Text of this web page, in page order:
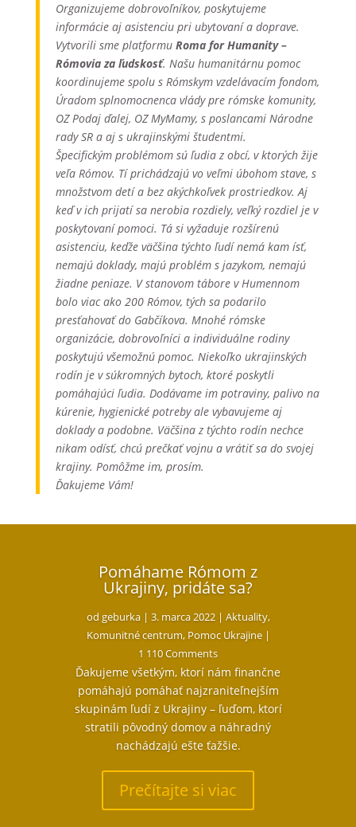
Organizujeme dobrovoľníkov, poskytujeme
informácie aj asistenciu pri ubytovaní a doprave.
Vytvorili sme platformu Roma for Humanity –
Rómovia za ľudskosť. Našu humanitárnu pomoc
koordinujeme spolu s Rómskym vzdelávacím fondom,
Úradom splnomocnenca vlády pre rómske komunity,
OZ Podaj ďalej, OZ MyMamy, s poslancami Národne
rady SR a aj s ukrajinskými študentmi.
Špecifickým problémom sú ľudia z obcí, v ktorých žije
veľa Rómov. Tí prichádzajú vo veľmi úbohom stave, s
množstvom detí a bez akýchkoľvek prostriedkov. Aj
keď v ich prijatí sa nerobia rozdiely, veľký rozdiel je v
poskytovaní pomoci. Tá si vyžaduje rozšírenú
asistenciu, keďže väčšina týchto ľudí nemá kam ísť,
nemajú doklady, majú problém s jazykom, nemajú
žiadne peniaze. V stanovom tábore v Humennom
bolo viac ako 200 Rómov, tých sa podarilo
presťahovať do Gabčíkova. Mnohé rómske
organizácie, dobrovoľníci a individuálne rodiny
poskytujú všemožnú pomoc. Niekoľko ukrajinských
rodín je v súkromných bytoch, ktoré poskytli
pomáhajúci ľudia. Dodávame im potraviny, palivo na
kúrenie, hygienické potreby ale vybavujeme aj
doklady a podobne. Väčšina z týchto rodín nechce
nikam odísť, chcú prečkať vojnu a vrátiť sa do svojej
krajiny. Pomôžme im, prosím.
Ďakujeme Vám!
Pomáhame Rómom z
Ukrajiny, pridáte sa?
od geburka| 3. marca 2022| Aktuality,
Komunitné centrum, Pomoc Ukrajine|
1 110 Comments
Ďakujeme všetkým, ktorí nám finančne
pomáhajú pomáhať najzraniteľnejším
skupinám ľudí z Ukrajiny – ľuďom, ktorí
stratili pôvodný domov a náhradný
nachádzajú ešte ťažšie.
Prečítajte si viac